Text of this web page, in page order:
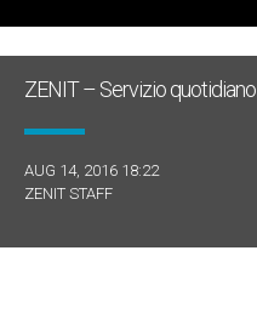
ZENIT – Servizio quotidiano
AUG 14, 2016 18:22
ZENIT STAFF